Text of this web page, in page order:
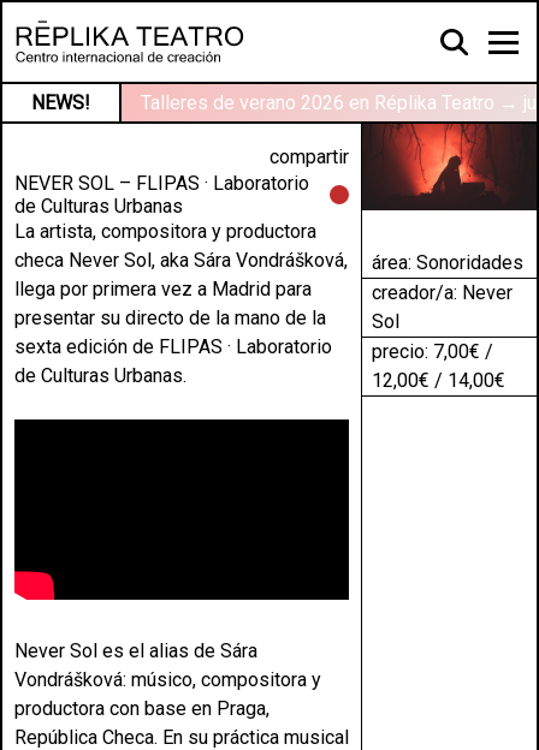
NEWS! Talleres de verano 2026 en Réplika Teatro →
compartir
NEVER SOL – FLIPAS · Laboratorio
de Culturas Urbanas
La artista, compositora y productora
checa Never Sol, aka Sára Vondrášková,
llega por primera vez a Madrid para
presentar su directo de la mano de la
sexta edición de FLIPAS · Laboratorio
de Culturas Urbanas.
Never Sol es el alias de Sára
Vondrášková: músico, compositora y
productora con base en Praga,
República Checa. En su práctica musical
área:Sonoridades
creador/a: Never
Sol
precio: 7,00€ /
12,00€ / 14,00€